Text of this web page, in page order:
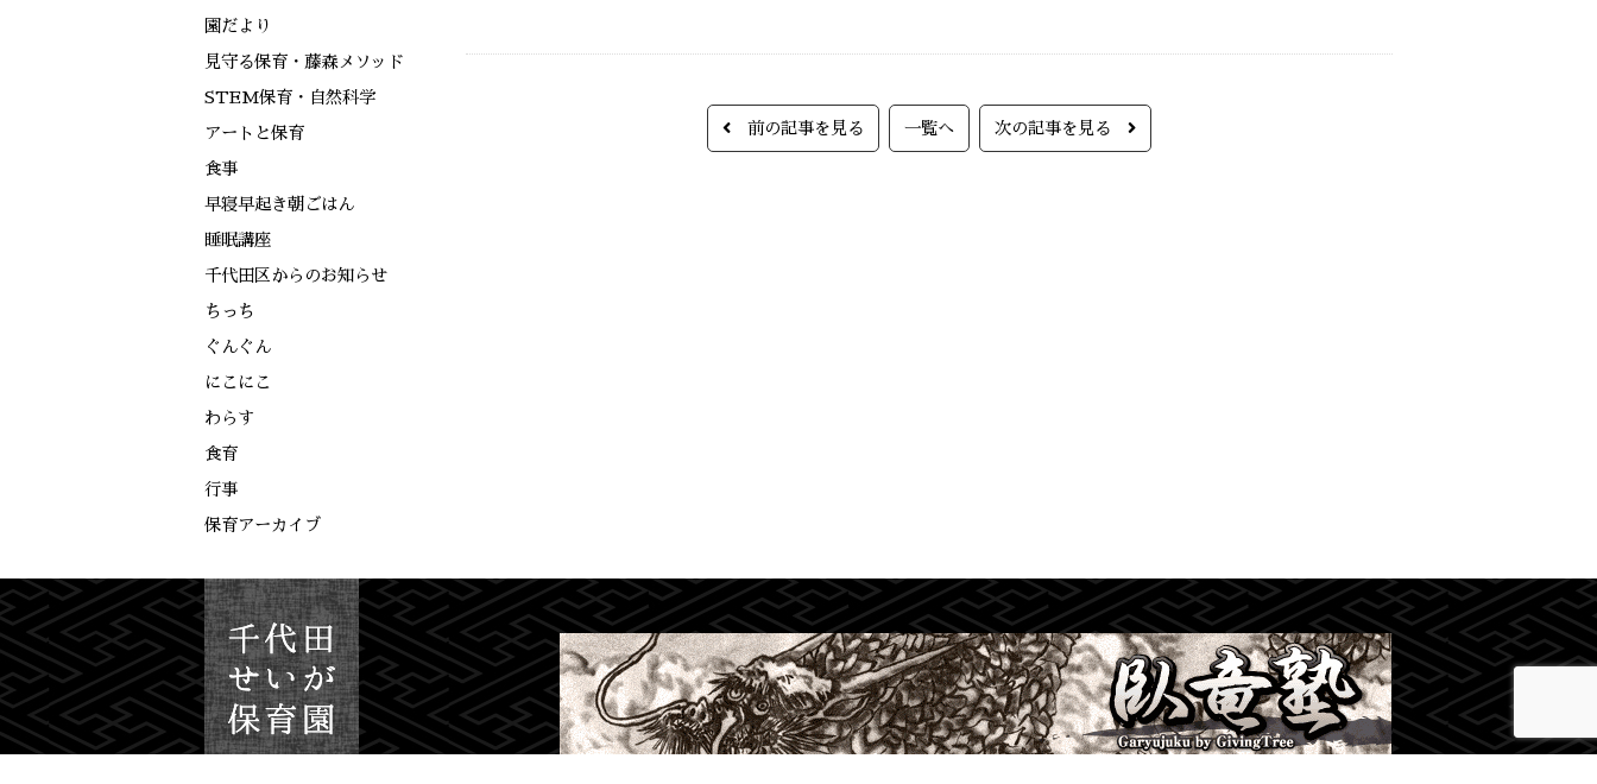
前の記事を見る 一覧へ 次の記事を見る
園だより
見守る保育・藤森メソッド
STEM保育・自然科学
アートと保育
食事
早寝早起き朝ごはん
睡眠講座
千代田区からのお知らせ
ちっち
ぐんぐん
にこにこ
わらす
食育
行事
保育アーカイブ